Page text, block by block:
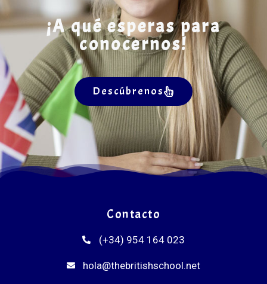
¡A qué esperas para
conocernos!
Descúbrenos
Contacto
(+34) 954 164 023
hola@thebritishschool.net